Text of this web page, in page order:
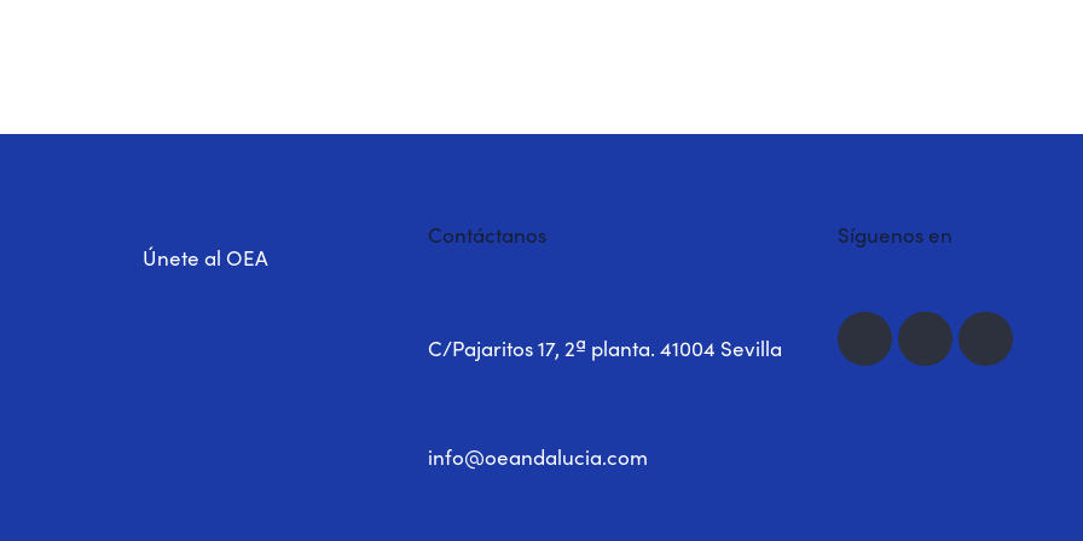
Únete al OEA
Contáctanos
C/Pajaritos 17, 2ª planta. 41004 Sevilla
info@oeandalucia.com
Síguenos en